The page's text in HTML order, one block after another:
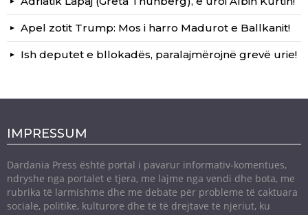
Apel zotit Trump: Mos i harro Madurot e Ballkanit!
Ish deputet e bllokadës, paralajmërojnë grevë urie!
IMPRESSUM
Dardania Press është portal i pavarur informativ-komentues,
ndryshe nga portalet e tjera, me lajme nga vendi dhe bota, me
rubrika të larmishme dhe me debate për probleme të caktuara
sociale, politike, kulturore dhe të të drejtave të njeriut, ku